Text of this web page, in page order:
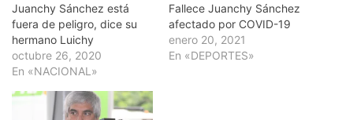
Juanchy Sánchez está
fuera de peligro, dice su
hermano Luichy
octubre 26, 2020
En «NACIONAL»
Fallece Juanchy Sánchez
afectado por COVID-19
enero 20, 2021
En «DEPORTES»